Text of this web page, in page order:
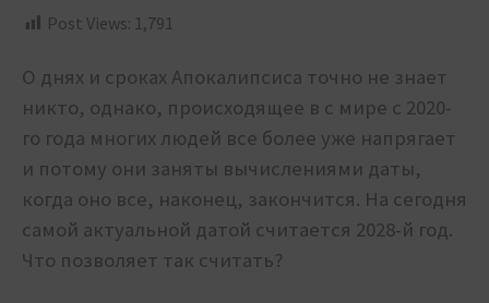
Post Views: 1,791
О днях и сроках Апокалипсиса точно не знает
никто, однако, происходящее в с мире с 2020-
го года многих людей все более уже напрягает
и потому они заняты вычислениями даты,
когда оно все, наконец, закончится. На сегодня
самой актуальной датой считается 2028-й год.
Что позволяет так считать?